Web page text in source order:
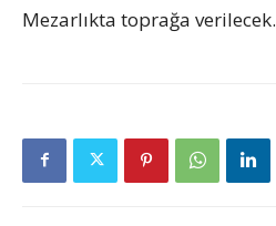
Mezarlıkta toprağa verilecek.